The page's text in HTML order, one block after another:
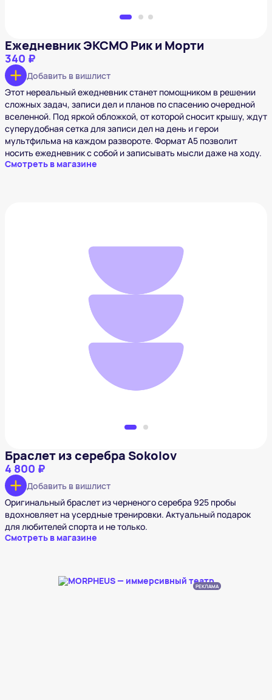
Ежедневник ЭКСМО Рик и Морти
340 ₽
Добавить в вишлист
Этот нереальный ежедневник станет помощником в решении
сложных задач, записи дел и планов по спасению очередной
вселенной. Под яркой обложкой, от которой сносит крышу, ждут
суперудобная сетка для записи дел на день и герои
мультфильма на каждом развороте. Формат А5 позволит
носить ежедневник с собой и записывать мысли даже на ходу.
Смотреть в магазине
Браслет из серебра Sokolov
Браслет из серебра Sokolov
4 800 ₽
Добавить в вишлист
Оригинальный браслет из черненого серебра 925 пробы
вдохновляет на усердные тренировки. Актуальный подарок
для любителей спорта и не только.
Смотреть в магазине
РЕКЛАМА